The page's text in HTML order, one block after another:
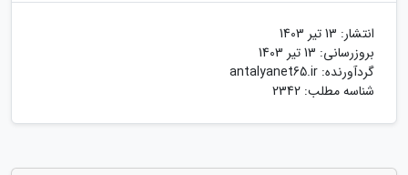
انتشار: 13 تیر 1403
بروزرسانی: 13 تیر 1403
گردآورنده: antalyanet65.ir
شناسه مطلب: 2342